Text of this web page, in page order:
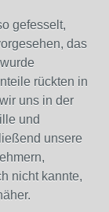
gefesselt,
das
rückten in
uns in der
und
unsere
nicht kannte,